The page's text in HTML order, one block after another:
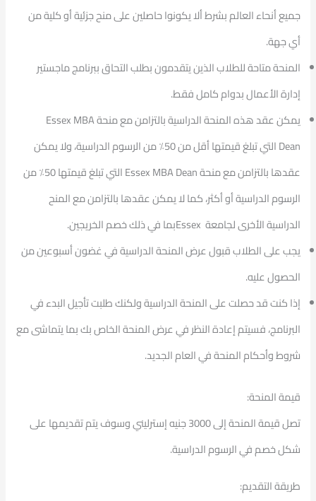
جميع أنحاء العالم بشرط ألا يكونوا حاصلين على منح جزئية أو كلية من
أي جهة.
المنحة متاحة للطلاب الذين يتقدمون بطلب التحاق ببرنامج ماجستير
إدارة الأعمال بدوام كامل فقط.
يمكن عقد هذه المنحة الدراسية بالتزامن مع منحةEssex MBA
Dean
التي تبلغ قيمتها أقل من 50٪ من الرسوم الدراسية، ولا يمكن
عقدها بالتزامن مع منحةEssex MBA Dean
التي تبلغ قيمتها 50٪ من
الرسوم الدراسية أو أكثر، كما لا يمكن عقدها بالتزامن مع المنح
الدراسية الأخرى لجامعة Essexبما في ذلك خصم الخريجين.
يجب على الطلاب قبول عرض المنحة الدراسية في غضون أسبوعين من
الحصول عليه.
إذا كنت قد حصلت على المنحة الدراسية ولكنك طلبت تأجيل البدء في
البرنامج، فسيتم إعادة النظر في عرض المنحة الخاص بك بما يتماشى مع
شروط وأحكام المنحة في العام الجديد.
قيمة المنحة:
تصل قيمة المنحة إلى 3000 جنيه إسترليني وسوف يتم تقديمها على
شكل خصم في الرسوم الدراسية.
طريقة التقديم: